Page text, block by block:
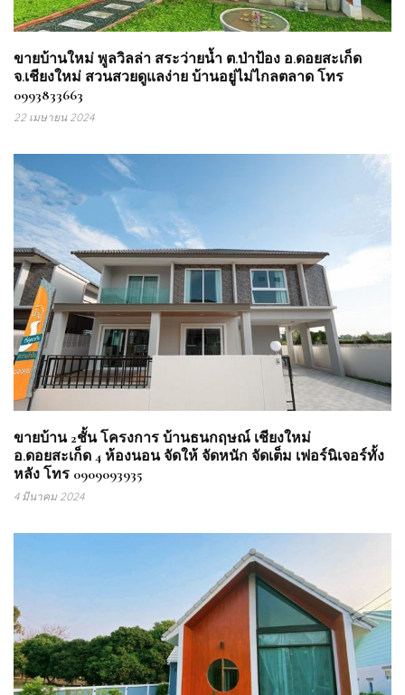
ขายบ้านใหม่ พูลวิลล่า สระว่ายน้ำ ต.ป่าป้อง อ.ดอยสะเก็ด
จ.เชียงใหม่ สวนสวยดูแลง่าย บ้านอยู่ไม่ไกลตลาด โทร
0993833663
22 เมษายน 2024
ขายบ้าน 2ชั้น โครงการ บ้านธนกฤษณ์ เชียงใหม่
อ.ดอยสะเก็ด 4 ห้องนอน จัดให้ จัดหนัก จัดเต็ม เฟอร์นิเจอร์ทั้ง
หลัง โทร 0909093935
4 มีนาคม 2024